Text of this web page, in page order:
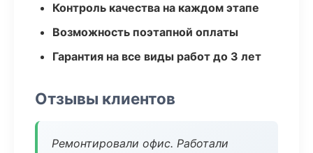
Контроль качества на каждом этапе
Возможность поэтапной оплаты
Гарантия на все виды работ до 3 лет
Отзывы клиентов
Ремонтировали офис. Работали